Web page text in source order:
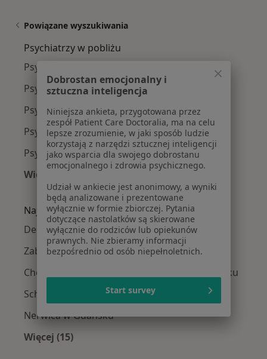
Powiązane wyszukiwania
Psychiatrzy w pobliżu
Psychiatrzy Oliwa
Psychiatrzy Aniołki
Psychiatrzy Strzyża
Psychiatrzy Brętowo
Psychiatrzy Osowa
Więcej (9)
Więcej w kategorii: Psychiatrzy w pobliżu
Najczęście leczone choroby
Depresja w Gdańsku
Zaburzenia lękowe w Gdańsku
Choroba afektywna dwubiegunowa w Gdańsku
Schizofrenia w Gdańsku
Nerwica w Gdańsku
Więcej (15)
Dobrostan emocjonalny i
sztuczna inteligencja
Niniejsza ankieta, przygotowana przez
zespół Patient Care Doctoralia, ma na celu
lepsze zrozumienie, w jaki sposób ludzie
korzystają z narzędzi sztucznej inteligencji
jako wsparcia dla swojego dobrostanu
emocjonalnego i zdrowia psychicznego.
Udział w ankiecie jest anonimowy, a wyniki
będą analizowane i prezentowane
wyłącznie w formie zbiorczej. Pytania
dotyczące nastolatków są skierowane
wyłącznie do rodziców lub opiekunów
prawnych. Nie zbieramy informacji
bezpośrednio od osób niepełnoletnich.
Start survey